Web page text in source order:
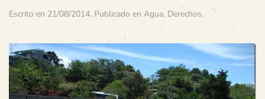
Escrito en 21/08/2014. Publicado en Agua, Derechos.